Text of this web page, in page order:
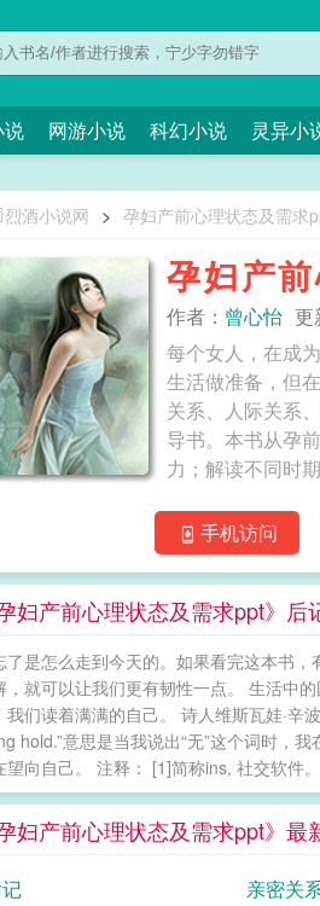
说 网游小说 科幻小说 灵异小
烈酒小说网 > 孕妇产前心理状态及需求
孕妇产
作者： 曾心怡 更
每个女人，在成
生活做准备，但
关系、人际关系
导书。本书从孕
力；解读不同时
手机访问
孕妇产前心理状态及需求ppt》后
了是怎么走到今天的。如果看完这本书
，就可以让我们更有韧性一点。 生活中
我们读着满满的自己。 诗人维斯瓦娃·
hold.”意思是当我说出“无”这个词时，
望向自己。 注释： [1]简称ins, 社交软件
孕妇产前心理状态及需求ppt》最
亲密关